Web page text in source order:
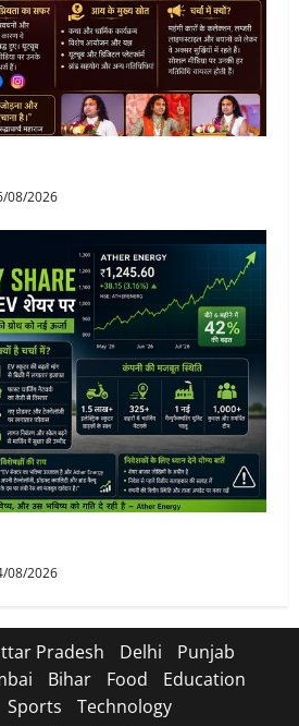
08/2026
08/2026
Pradesh Delhi
Punjab
Bihar Food
Education
Sports Technology